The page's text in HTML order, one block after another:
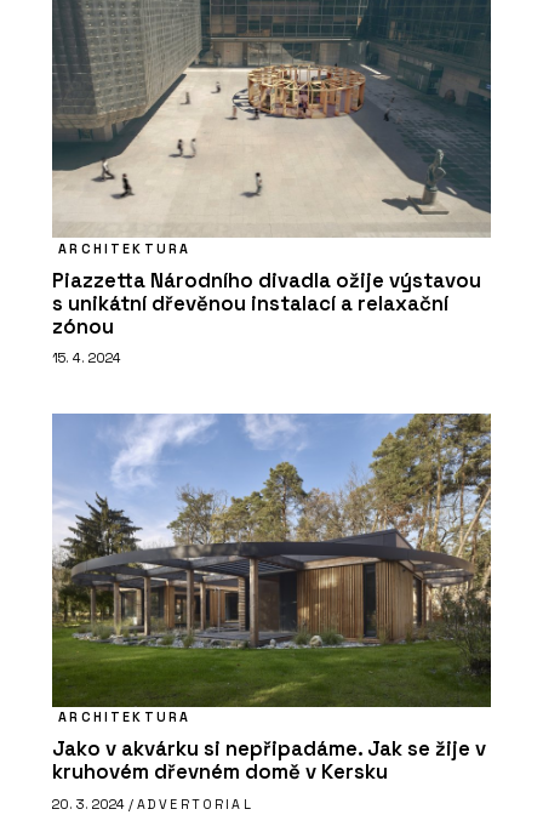
SLUŽBY
Vápenné fasády a omítky - Hlinaři
ČLÁNKY
Obývací pokoj z hlíny. Hliněné omítky
jsou útulné a dají se snadno
recyklovat
SLUŽBY
ARCHITEKTURA
Piazzetta Národního divadla ožije výstavou
s unikátní dřevěnou instalací a relaxační
zónou
15. 4. 2024
ARCHITEKTURA
Jako v akvárku si nepřipadáme. Jak se žije v
kruhovém dřevném domě v Kersku
20. 3. 2024 / ADVERTORIAL